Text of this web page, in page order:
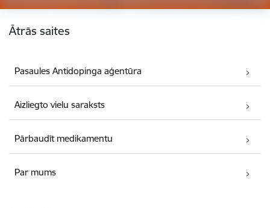
Ātrās saites
Pasaules Antidopinga aģentūra
Aizliegto vielu saraksts
Pārbaudīt medikamentu
Par mums